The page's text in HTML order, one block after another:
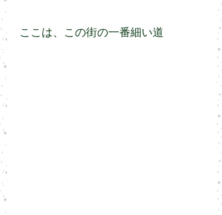
ここは、この街の一番細い道